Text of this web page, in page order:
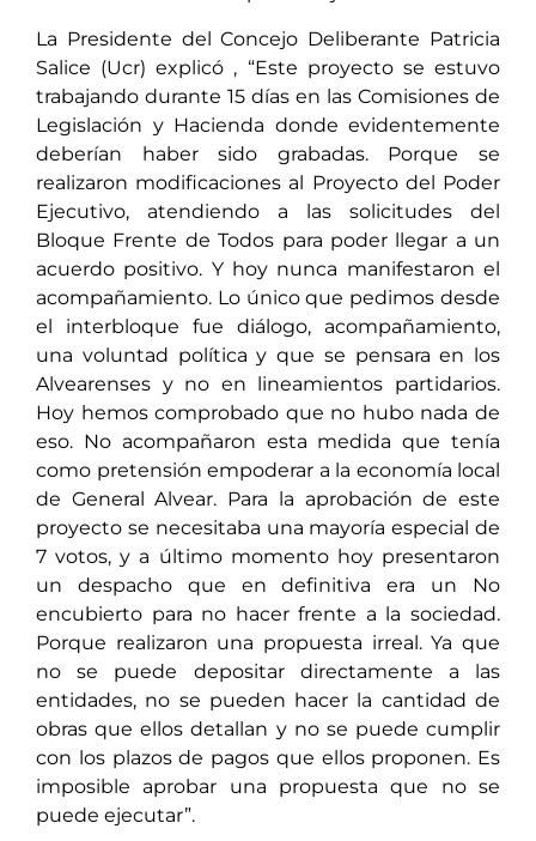
La Presidente del Concejo Deliberante Patricia
Salice (Ucr) explicó , “Este proyecto se estuvo
trabajando durante 15 días en las Comisiones de
Legislación y Hacienda donde evidentemente
deberían haber sido grabadas. Porque se
realizaron modificaciones al Proyecto del Poder
Ejecutivo, atendiendo a las solicitudes del
Bloque Frente de Todos para poder llegar a un
acuerdo positivo. Y hoy nunca manifestaron el
acompañamiento. Lo único que pedimos desde
el interbloque fue diálogo, acompañamiento,
una voluntad política y que se pensara en los
Alvearenses y no en lineamientos partidarios.
Hoy hemos comprobado que no hubo nada de
eso. No acompañaron esta medida que tenía
como pretensión empoderar a la economía local
de General Alvear. Para la aprobación de este
proyecto se necesitaba una mayoría especial de
7 votos, y a último momento hoy presentaron
un despacho que en definitiva era un No
encubierto para no hacer frente a la sociedad.
Porque realizaron una propuesta irreal. Ya que
no se puede depositar directamente a las
entidades, no se pueden hacer la cantidad de
obras que ellos detallan y no se puede cumplir
con los plazos de pagos que ellos proponen. Es
imposible aprobar una propuesta que no se
puede ejecutar”.